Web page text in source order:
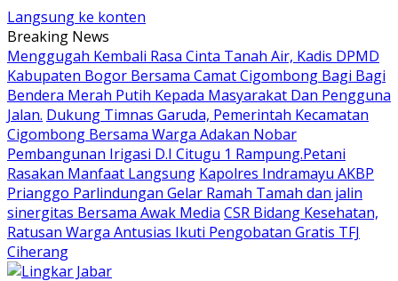
Langsung ke konten
Breaking News
Menggugah Kembali Rasa Cinta Tanah Air, Kadis DPMD
Kabupaten Bogor Bersama Camat Cigombong Bagi Bagi
Bendera Merah Putih Kepada Masyarakat Dan Pengguna
Jalan. Dukung Timnas Garuda, Pemerintah Kecamatan
Cigombong Bersama Warga Adakan Nobar
Pembangunan Irigasi D.I Citugu 1 Rampung.Petani
Rasakan Manfaat Langsung Kapolres Indramayu AKBP
Prianggo Parlindungan Gelar Ramah Tamah dan jalin
sinergitas Bersama Awak Media CSR Bidang Kesehatan,
Ratusan Warga Antusias Ikuti Pengobatan Gratis TFJ
Ciherang